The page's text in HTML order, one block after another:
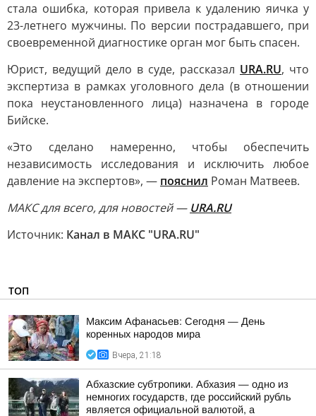
стала ошибка, которая привела к удалению яичка у
23-летнего мужчины. По версии пострадавшего, при
своевременной диагностике орган мог быть спасен.
Юрист, ведущий дело в суде, рассказал URA.RU, что
экспертиза в рамках уголовного дела (в отношении
пока неустановленного лица) назначена в городе
Бийске.
«Это сделано намеренно, чтобы обеспечить
независимость исследования и исключить любое
давление на экспертов», — пояснил Роман Матвеев.
MAКС для всего, для новостей — URA.RU
Источник: Канал в МАКС "URA.RU"
ТОП
Максим Афанасьев: Сегодня — День
коренных народов мира
Вчера, 21:18
Абхазские субтропики. Абхазия — одно из
немногих государств, где российский рубль
является официальной валютой, а